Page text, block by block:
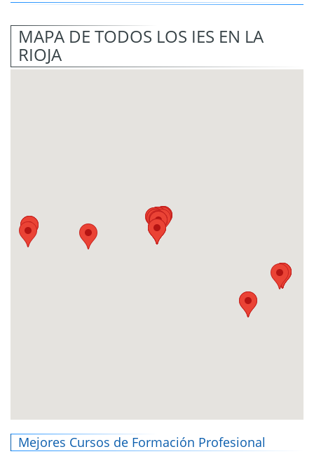
MAPA DE TODOS LOS IES EN LA
RIOJA
Mejores Cursos de Formación Profesional